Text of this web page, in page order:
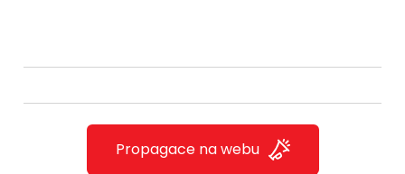
Propagace na webu